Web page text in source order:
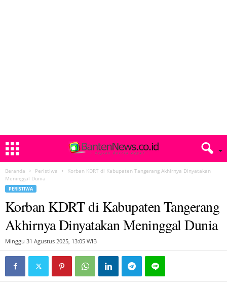
Beranda Peristiwa
Korban KDRT di Kabupaten Tangerang Akhirnya Dinyatakan
Meninggal Dunia
PERISTIWA
Korban KDRT di Kabupaten Tangerang
Akhirnya Dinyatakan Meninggal Dunia
Minggu 31 Agustus 2025, 13:05 WIB